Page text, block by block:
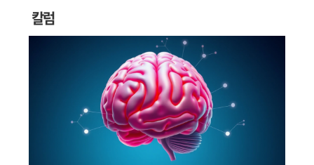
칼럼